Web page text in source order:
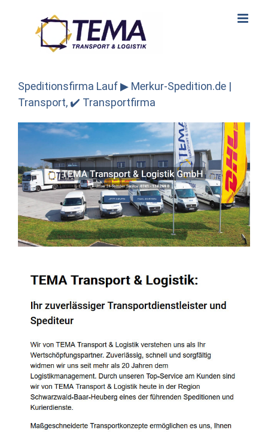
Speditionsfirma Lauf ▶︎ Merkur-Spedition.de |
Transport, ✔️ Transportfirma